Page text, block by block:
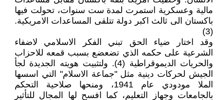
مالية وعسكرية استمرت لمدة ست سنوات، تحولت فيها
باكستان الى ثالث اكبر دولة تتلقى المساعدات الامريكية.
(3)
وقد اختار ضياء الحق تبني الفكر الاسلامي لاضفاء
الشرعية على حكمه الذي تضعضع بسبب قمعه للاحزاب
والحريات الديموقراطية (4). ولتثبيت هويته الجديدة لجأ
الجيش لحركات دينية مثل "جماعة الاسلام" التي اسسها
الملا مودودي عام 1941، ومنحها صلاحية التحكم
بالجامعات وجهاز التعليم، كما افسح لها المجال للتأثير